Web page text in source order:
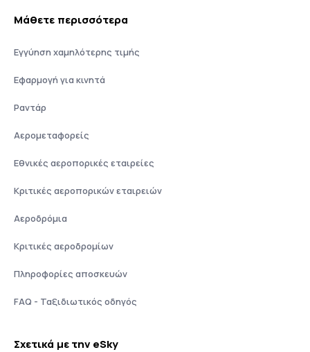
Μάθετε περισσότερα
Εγγύηση χαμηλότερης τιμής
Εφαρμογή για κινητά
Ραντάρ
Αερομεταφορείς
Εθνικές αεροπορικές εταιρείες
Κριτικές αεροπορικών εταιρειών
Αεροδρόμια
Κριτικές αεροδρομίων
Πληροφορίες αποσκευών
FAQ - Ταξιδιωτικός οδηγός
Σχετικά με την eSky